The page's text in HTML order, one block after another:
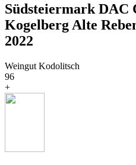
Südsteiermark DAC
Kogelberg Alte
2022
Weingut Kodolitsch
96
+